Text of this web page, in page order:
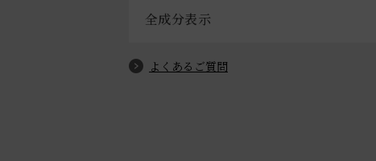
全成分表示
よくあるご質問